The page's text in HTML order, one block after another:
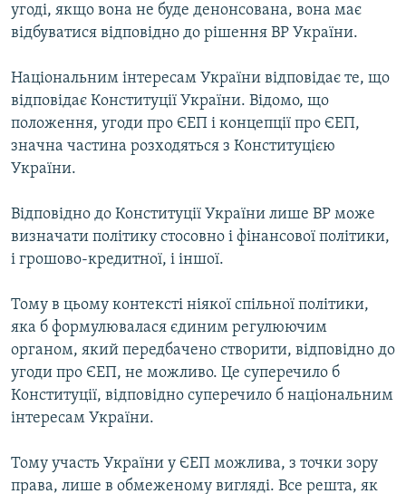
угоді, якщо вона не буде денонсована, вона має
відбуватися відповідно до рішення ВР України.
Національним інтересам України відповідає те, що
відповідає Конституції України. Відомо, що
положення, угоди про ЄЕП і концепції про ЄЕП,
значна частина розходяться з Конституцією
України.
Відповідно до Конституції України лише ВР може
визначати політику стосовно і фінансової політики,
і грошово-кредитної, і іншої.
Тому в цьому контексті ніякої спільної політики,
яка б формулювалася єдиним регулюючим
органом, який передбачено створити, відповідно до
угоди про ЄЕП, не можливо. Це суперечило б
Конституції, відповідно суперечило б національним
інтересам України.
Тому участь України у ЄЕП можлива, з точки зору
права, лише в обмеженому вигляді. Все решта, як